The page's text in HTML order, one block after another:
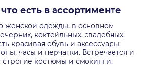
есть в ассортименте
женской одежды, в основном
коктейльных, свадебных,
красивая обувь и аксессуары:
часы и перчатки. Встречается и
костюмы и смокинги.